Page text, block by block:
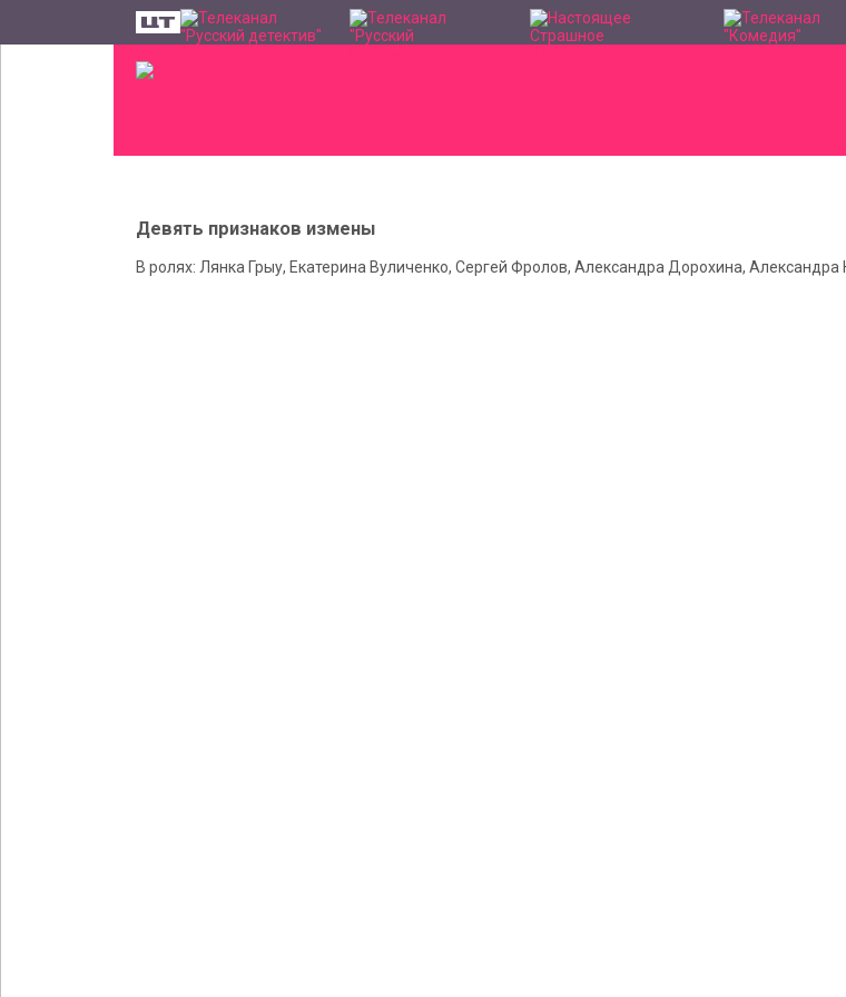
Девять признаков измены
В ролях: Лянка Грыу, Екатерина Вуличенко, Сергей Фролов, Александра Дорохина,